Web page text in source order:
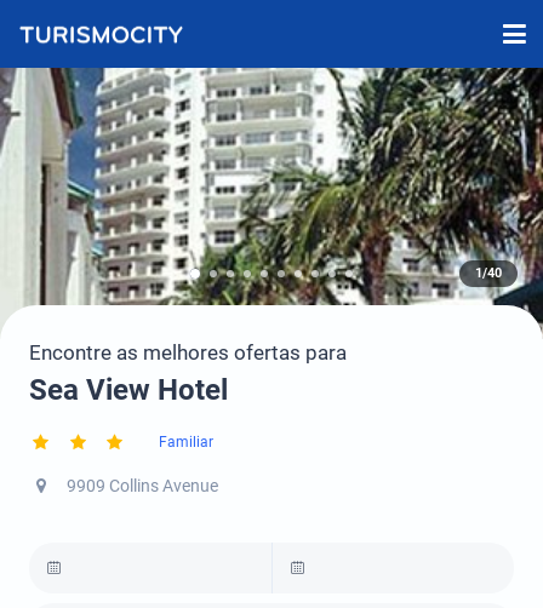
1/40
Encontre as melhores ofertas para
Sea View Hotel
Familiar
9909 Collins Avenue